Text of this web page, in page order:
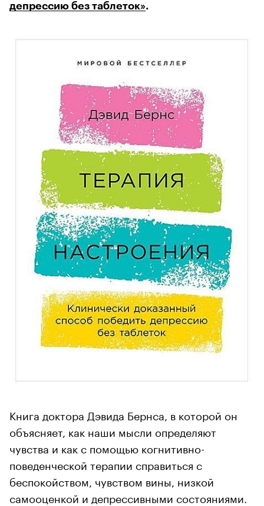
депрессию без таблеток».
Книга доктора Дэвида Бернса, в которой он
объясняет, как наши мысли определяют
чувства и как с помощью когнитивно-
поведенческой терапии справиться с
беспокойством, чувством вины, низкой
самооценкой и депрессивными состояниями.